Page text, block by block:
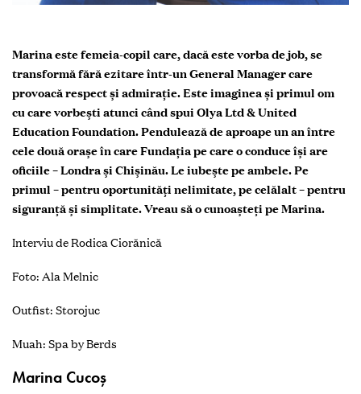
Marina este femeia-copil care, dacă este vorba de job, se
transformă fără ezitare într-un General Manager care
provoacă respect și admirație. Este imaginea și primul om
cu care vorbești atunci când spui Olya Ltd & United
Education Foundation. Pendulează de aproape un an între
cele două orașe în care Fundația pe care o conduce își are
oficiile – Londra și Chișinău. Le iubește pe ambele. Pe
primul – pentru oportunități nelimitate, pe celălalt – pentru
siguranță și simplitate. Vreau să o cunoașteți pe Marina.
Interviu de Rodica Ciorănică
Foto: Ala Melnic
Outfist: Storojuc
Muah: Spa by Berds
Marina Cucoș